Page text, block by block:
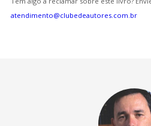
atendimento@clubedeautores.com.br